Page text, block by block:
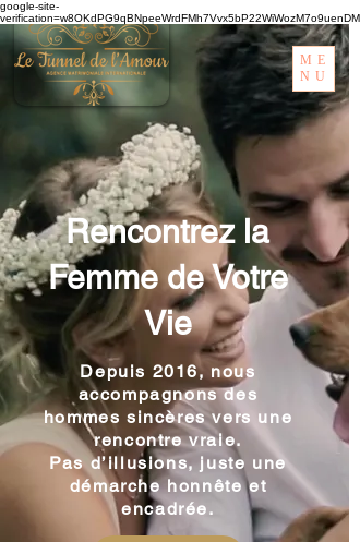
google-site-
verification=w8OKdPG9qBNpeeWrdFMh7Vvx5bP22WiWozM7o9uenDM
ME
NU
Rencontrez la
Femme de Votre
Vie
Depuis 2016, nous
accompagnons des
hommes sincères vers une
rencontre vraie.
Pas d’illusions, juste une
démarche honnête et
encadrée.